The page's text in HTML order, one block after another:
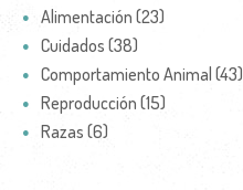
Alimentación (23)
Cuidados (38)
Comportamiento Animal (43)
Reproducción (15)
Razas (6)